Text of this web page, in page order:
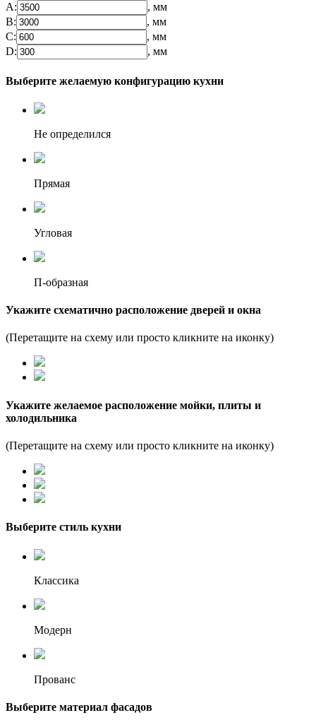
А:
, мм
B:
, мм
C:
, мм
D:
, мм
Выберите желаемую конфигурацию кухни
Не определился
Прямая
Угловая
П-образная
Укажите схематично расположение дверей и окна
(Перетащите на схему или просто кликните на иконку)
Укажите желаемое расположение мойки, плиты и
холодильника
(Перетащите на схему или просто кликните на иконку)
Выберите стиль кухни
Классика
Модерн
Прованс
Выберите материал фасадов